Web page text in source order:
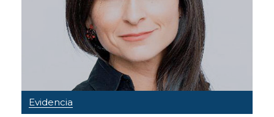
Evidencia